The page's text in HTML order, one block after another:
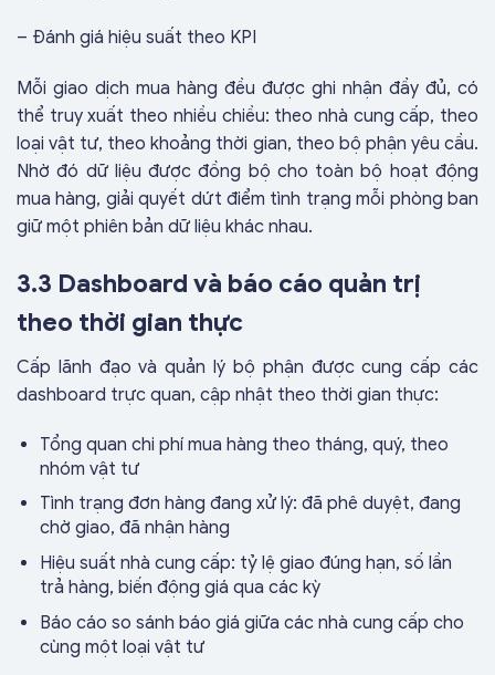
– Đánh giá hiệu suất theo KPI
Mỗi giao dịch mua hàng đều được ghi nhận đầy đủ, có
thể truy xuất theo nhiều chiều: theo nhà cung cấp, theo
loại vật tư, theo khoảng thời gian, theo bộ phận yêu cầu.
Nhờ đó dữ liệu được đồng bộ cho toàn bộ hoạt động
mua hàng, giải quyết dứt điểm tình trạng mỗi phòng ban
giữ một phiên bản dữ liệu khác nhau.
3.3 Dashboard và báo cáo quản trị
theo thời gian thực
Cấp lãnh đạo và quản lý bộ phận được cung cấp các
dashboard trực quan, cập nhật theo thời gian thực:
Tổng quan chi phí mua hàng theo tháng, quý, theo
nhóm vật tư
Tình trạng đơn hàng đang xử lý: đã phê duyệt, đang
chờ giao, đã nhận hàng
Hiệu suất nhà cung cấp: tỷ lệ giao đúng hạn, số lần
trả hàng, biến động giá qua các kỳ
Báo cáo so sánh báo giá giữa các nhà cung cấp cho
cùng một loại vật tư